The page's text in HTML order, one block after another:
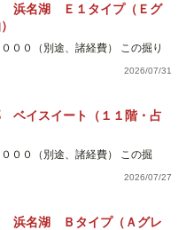
浜名湖 Ｅ１タイプ（Ｅグ
０（別途、諸経費） この掘り
2026/07/31
ベイスイート（１１階・占
０（別途、諸経費） この掘
2026/07/27
浜名湖 Ｂタイプ（Ａグレ